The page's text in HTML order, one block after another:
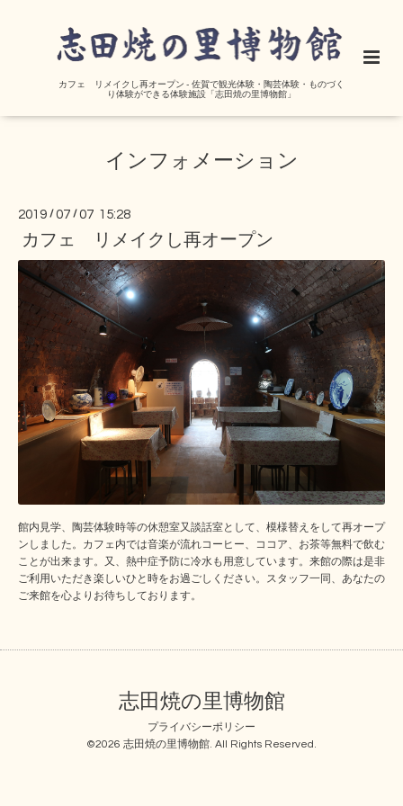
カフェ リメイクし再オープン - 佐賀で観光体験・陶芸体験・ものづく
り体験ができる体験施設「志田焼の里博物館」
インフォメーション
2019 /07 /07 15:28
カフェ リメイクし再オープン
館内見学、陶芸体験時等の休憩室又談話室として、模様替えをして再オープ
ンしました。カフェ内では音楽が流れコーヒー、ココア、お茶等無料で飲む
ことが出来ます。又、熱中症予防に冷水も用意しています。来館の際は是非
ご利用いただき楽しいひと時をお過ごしください。スタッフ一同、あなたの
ご来館を心よりお待ちしております。
志田焼の里博物館
プライバシーポリシー
©2026 志田焼の里博物館. All Rights Reserved.